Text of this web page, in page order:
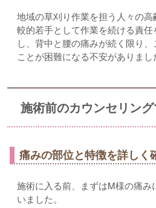
地域の草刈り作業を担う人々の
較的若手として作業を続ける責
し、背中と腰の痛みが続く限り
ことが困難になる不安がありまし
施術前のカウンセリン
痛みの部位と特徴を詳しく
施術に入る前、まずはM様の痛み
いました。